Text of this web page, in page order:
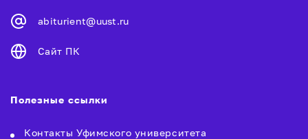
abiturient@uust.ru
Сайт ПК
Полезные ссылки
Контакты Уфимского университета